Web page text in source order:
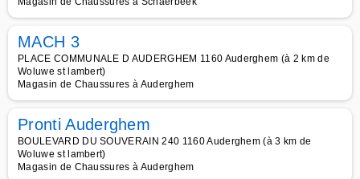
MACH 3
PLACE COMMUNALE D AUDERGHEM 1160 Auderghem (à 2 km de
Woluwe st lambert)
Magasin de Chaussures à Auderghem
Pronti Auderghem
BOULEVARD DU SOUVERAIN 240 1160 Auderghem (à 3 km de
Woluwe st lambert)
Magasin de Chaussures à Auderghem